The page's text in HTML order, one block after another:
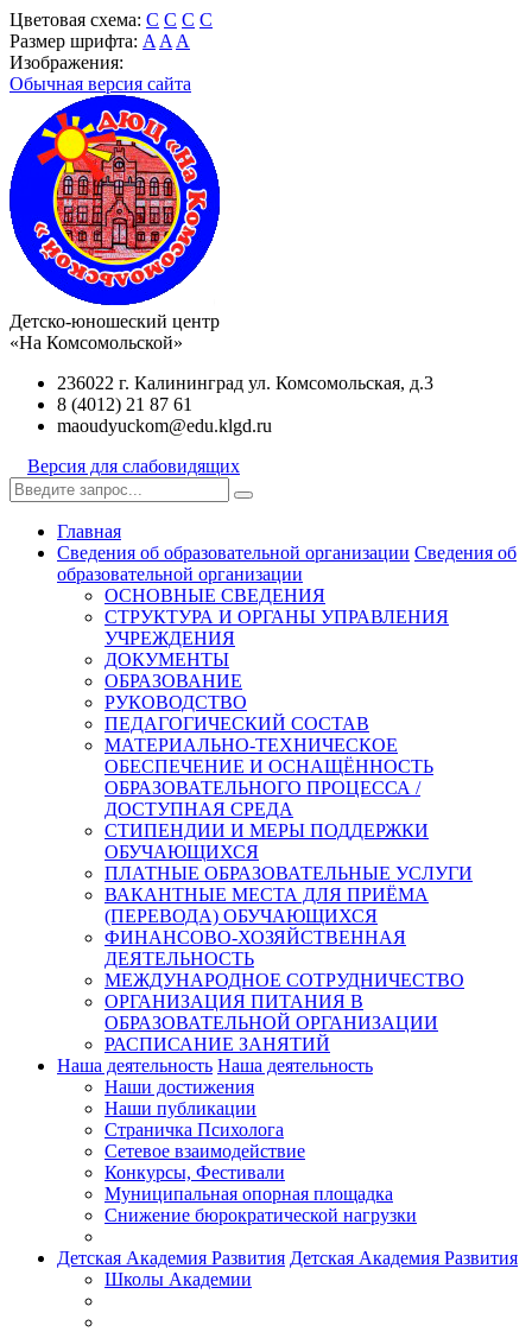
Цветовая схема: C C C C
Размер шрифта: A A A
Изображения:
Обычная версия сайта
Детско-юношеский центр
«На Комсомольской»
236022 г. Калининград ул. Комсомольская, д.3
8 (4012) 21 87 61
maoudyuckom@edu.klgd.ru
Версия для слабовидящих
Главная
Сведения об образовательной организации Сведения об
образовательной организации
ОСНОВНЫЕ СВЕДЕНИЯ
СТРУКТУРА И ОРГАНЫ УПРАВЛЕНИЯ
УЧРЕЖДЕНИЯ
ДОКУМЕНТЫ
ОБРАЗОВАНИЕ
РУКОВОДСТВО
ПЕДАГОГИЧЕСКИЙ СОСТАВ
МАТЕРИАЛЬНО-ТЕХНИЧЕСКОЕ
ОБЕСПЕЧЕНИЕ И ОСНАЩЁННОСТЬ
ОБРАЗОВАТЕЛЬНОГО ПРОЦЕССА /
ДОСТУПНАЯ СРЕДА
СТИПЕНДИИ И МЕРЫ ПОДДЕРЖКИ
ОБУЧАЮЩИХСЯ
ПЛАТНЫЕ ОБРАЗОВАТЕЛЬНЫЕ УСЛУГИ
ВАКАНТНЫЕ МЕСТА ДЛЯ ПРИЁМА
(ПЕРЕВОДА) ОБУЧАЮЩИХСЯ
ФИНАНСОВО-ХОЗЯЙСТВЕННАЯ
ДЕЯТЕЛЬНОСТЬ
МЕЖДУНАРОДНОЕ СОТРУДНИЧЕСТВО
ОРГАНИЗАЦИЯ ПИТАНИЯ В
ОБРАЗОВАТЕЛЬНОЙ ОРГАНИЗАЦИИ
РАСПИСАНИЕ ЗАНЯТИЙ
Наша деятельность Наша деятельность
Наши достижения
Наши публикации
Страничка Психолога
Сетевое взаимодействие
Конкурсы, Фестивали
Муниципальная опорная площадка
Снижение бюрократической нагрузки
Детская Академия Развития Детская Академия Развития
Школы Академии